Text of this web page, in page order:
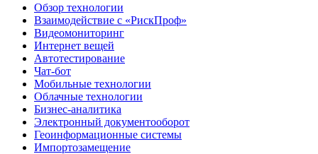
Обзор технологии
Взаимодействие с «РискПроф»
Видеомониторинг
Интернет вещей
Автотестирование
Чат-бот
Мобильные технологии
Облачные технологии
Бизнес-аналитика
Электронный документооборот
Геоинформационные системы
Импортозамещение